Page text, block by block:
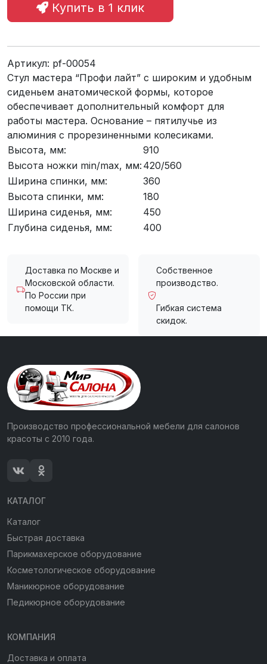
Купить в 1 клик
Артикул: pf-00054
Стул мастера “Профи лайт” с широким и удобным
сиденьем анатомической формы, которое
обеспечивает дополнительный комфорт для
работы мастера. Основание – пятилучье из
алюминия с прорезиненными колесиками.
Высота, мм:
910
Высота ножки min/max, мм: 420/560
Ширина спинки, мм:
360
Высота спинки, мм:
180
Ширина сиденья, мм:
450
Глубина сиденья, мм:
400
Доставка по Москве и
Московской области.
По России при
помощи ТК.
Собственное
производство.
Гибкая система
скидок.
Производство профессиональной мебели для салонов
красоты с 2010 года.
КАТАЛОГ
Каталог
Быстрая доставка
Парикмахерское оборудование
Косметологическое оборудование
Маникюрное оборудование
Педикюрное оборудование
КОМПАНИЯ
Доставка и оплата